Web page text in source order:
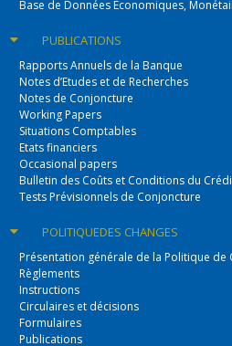
Base de Données Économiques,
PUBLICATIONS
Rapports Annuels de la Banque
Notes d’Etudes et de Recherches
Notes de Conjoncture
Working Papers
Situations Comptables
Etats financiers
Occasional papers
Bulletin des Coûts et Conditions du
Tests Prévisionnels de Conjoncture
POLITIQUEDES CHANGES
Présentation générale de la Politique de
Règlements
Instructions
Circulaires et décisions
Formulaires
Publications